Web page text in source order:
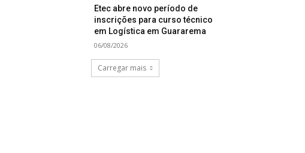
Etec abre novo período de
inscrições para curso técnico
em Logística em Guararema
06/08/2026
Carregar mais